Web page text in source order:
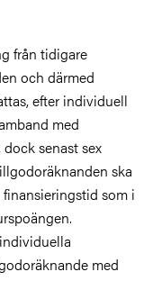
från tidigare
och därmed
efter individuell
med
senast sex
ska
som i
med